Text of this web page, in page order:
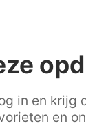
in en
en